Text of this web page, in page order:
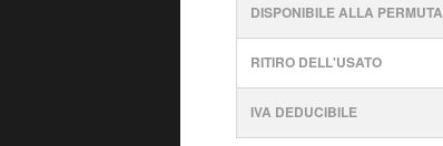
DISPONIBILE ALLA PERMUTA
RITIRO DELL'USATO
IVA DEDUCIBILE